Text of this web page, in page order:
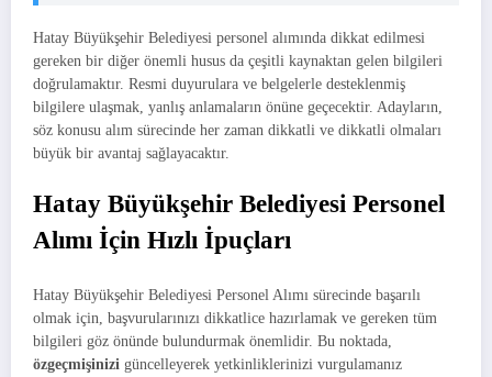
Hatay Büyükşehir Belediyesi personel alımında dikkat edilmesi
gereken bir diğer önemli husus da çeşitli kaynaktan gelen bilgileri
doğrulamaktır. Resmi duyurulara ve belgelerle desteklenmiş
bilgilere ulaşmak, yanlış anlamaların önüne geçecektir. Adayların,
söz konusu alım sürecinde her zaman dikkatli ve dikkatli olmaları
büyük bir avantaj sağlayacaktır.
Hatay Büyükşehir Belediyesi Personel
Alımı İçin Hızlı İpuçları
Hatay Büyükşehir Belediyesi Personel Alımı sürecinde başarılı
olmak için, başvurularınızı dikkatlice hazırlamak ve gereken tüm
bilgileri göz önünde bulundurmak önemlidir. Bu noktada,
özgeçmişinizi güncelleyerek yetkinliklerinizi vurgulamanız